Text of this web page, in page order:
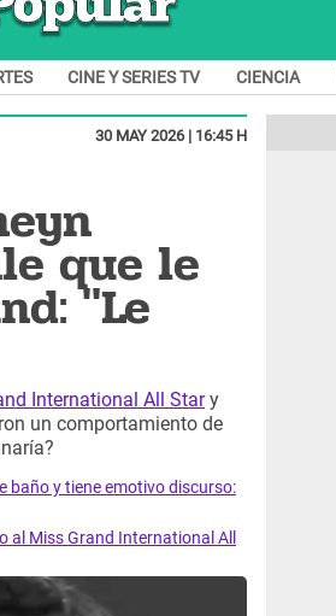
CINE Y SERIES TV CIENCIA
30 MAY 2026 | 16:45 H
que le
"Le
International All Stary
un comportamiento de
baño y tiene emotivo discurso:
al Miss Grand International All